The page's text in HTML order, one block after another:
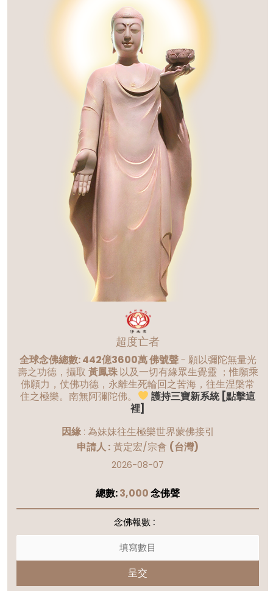
超度亡者
全球念佛總數: 442億3600萬 佛號聲- 願以彌陀無量光
壽之功德，攝取 黃鳳珠以及一切有緣眾生覺靈 ；惟願乘
佛願力，仗佛功德，永離生死輪回之苦海，往生涅槃常
住之極樂。南無阿彌陀佛。
護持三寶新系統 [點擊這
裡]
因緣: 為妹妹往生極樂世界蒙佛接引
申請人 : 黃定宏/宗會 (台灣)
2026-08-07
總數:3,000念佛聲
念佛報數 :
呈交